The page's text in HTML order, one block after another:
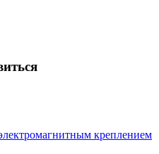
креплением